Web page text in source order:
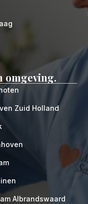
omgeving.
Zuid Holland
Albrandswaard